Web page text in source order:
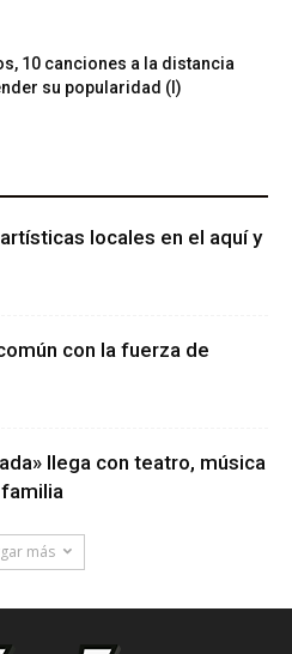
10 canciones a la distancia
su popularidad (I)
locales en el aquí y
con la fuerza de
llega con teatro, música
más